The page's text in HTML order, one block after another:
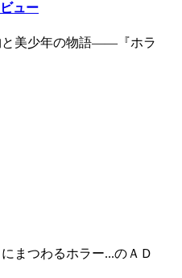
ュー
と美少年の物語――『ホラ
まつわるホラー...のＡＤ